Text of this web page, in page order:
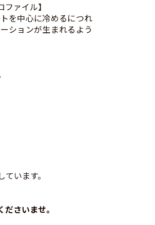
ァイル】
を中心に冷めるにつれ
ションが生まれるよう
います。
さいませ。